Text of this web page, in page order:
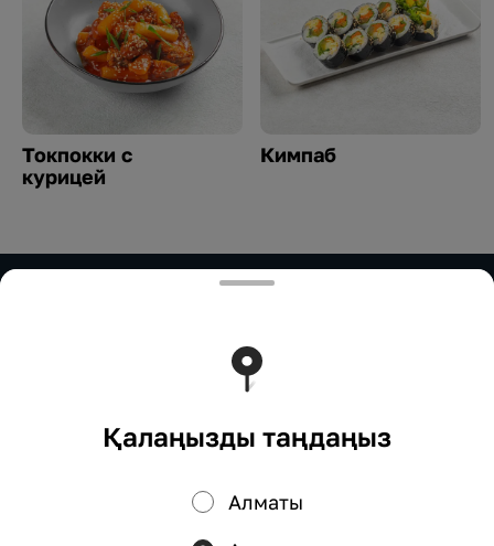
Токпокки с
курицей
Кимпаб
ИП Нурымбетов
Тиімді ядрода жұмыс істейді
Науқандар, жеңілдіктер, кэшбэк – біздің қосымшада!
Қалаңызды таңдаңыз
Алматы